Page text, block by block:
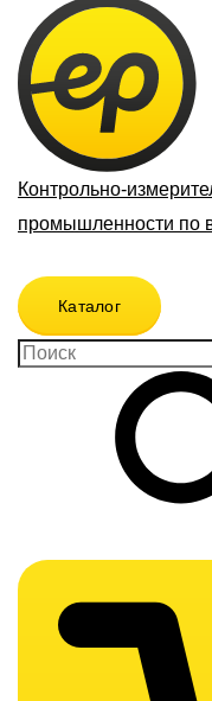
Контрольно-
промышленности по
Каталог